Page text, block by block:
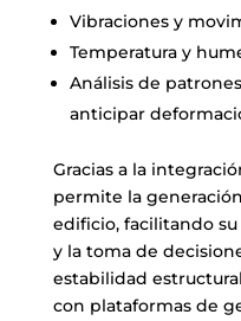
Vibraciones y
Temperatura y
Análisis de
anticipar
Gracias a la
permite la
edificio, facilitando
y la toma de
estabilidad
con plataformas de